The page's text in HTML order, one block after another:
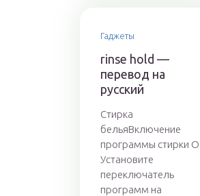
Гаджеты
rinse hold —
перевод на
русский
Стирка
бельяВключение
программы стирки О
Установите
переключатель
программ на